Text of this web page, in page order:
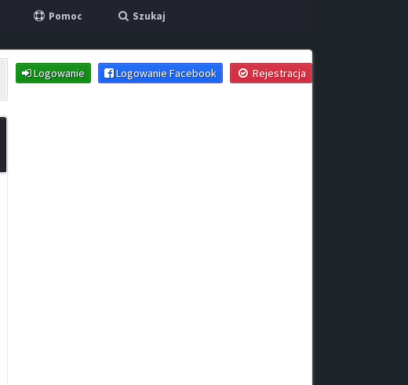
Pomoc Szukaj
Logowanie Logowanie Facebook Rejestracja